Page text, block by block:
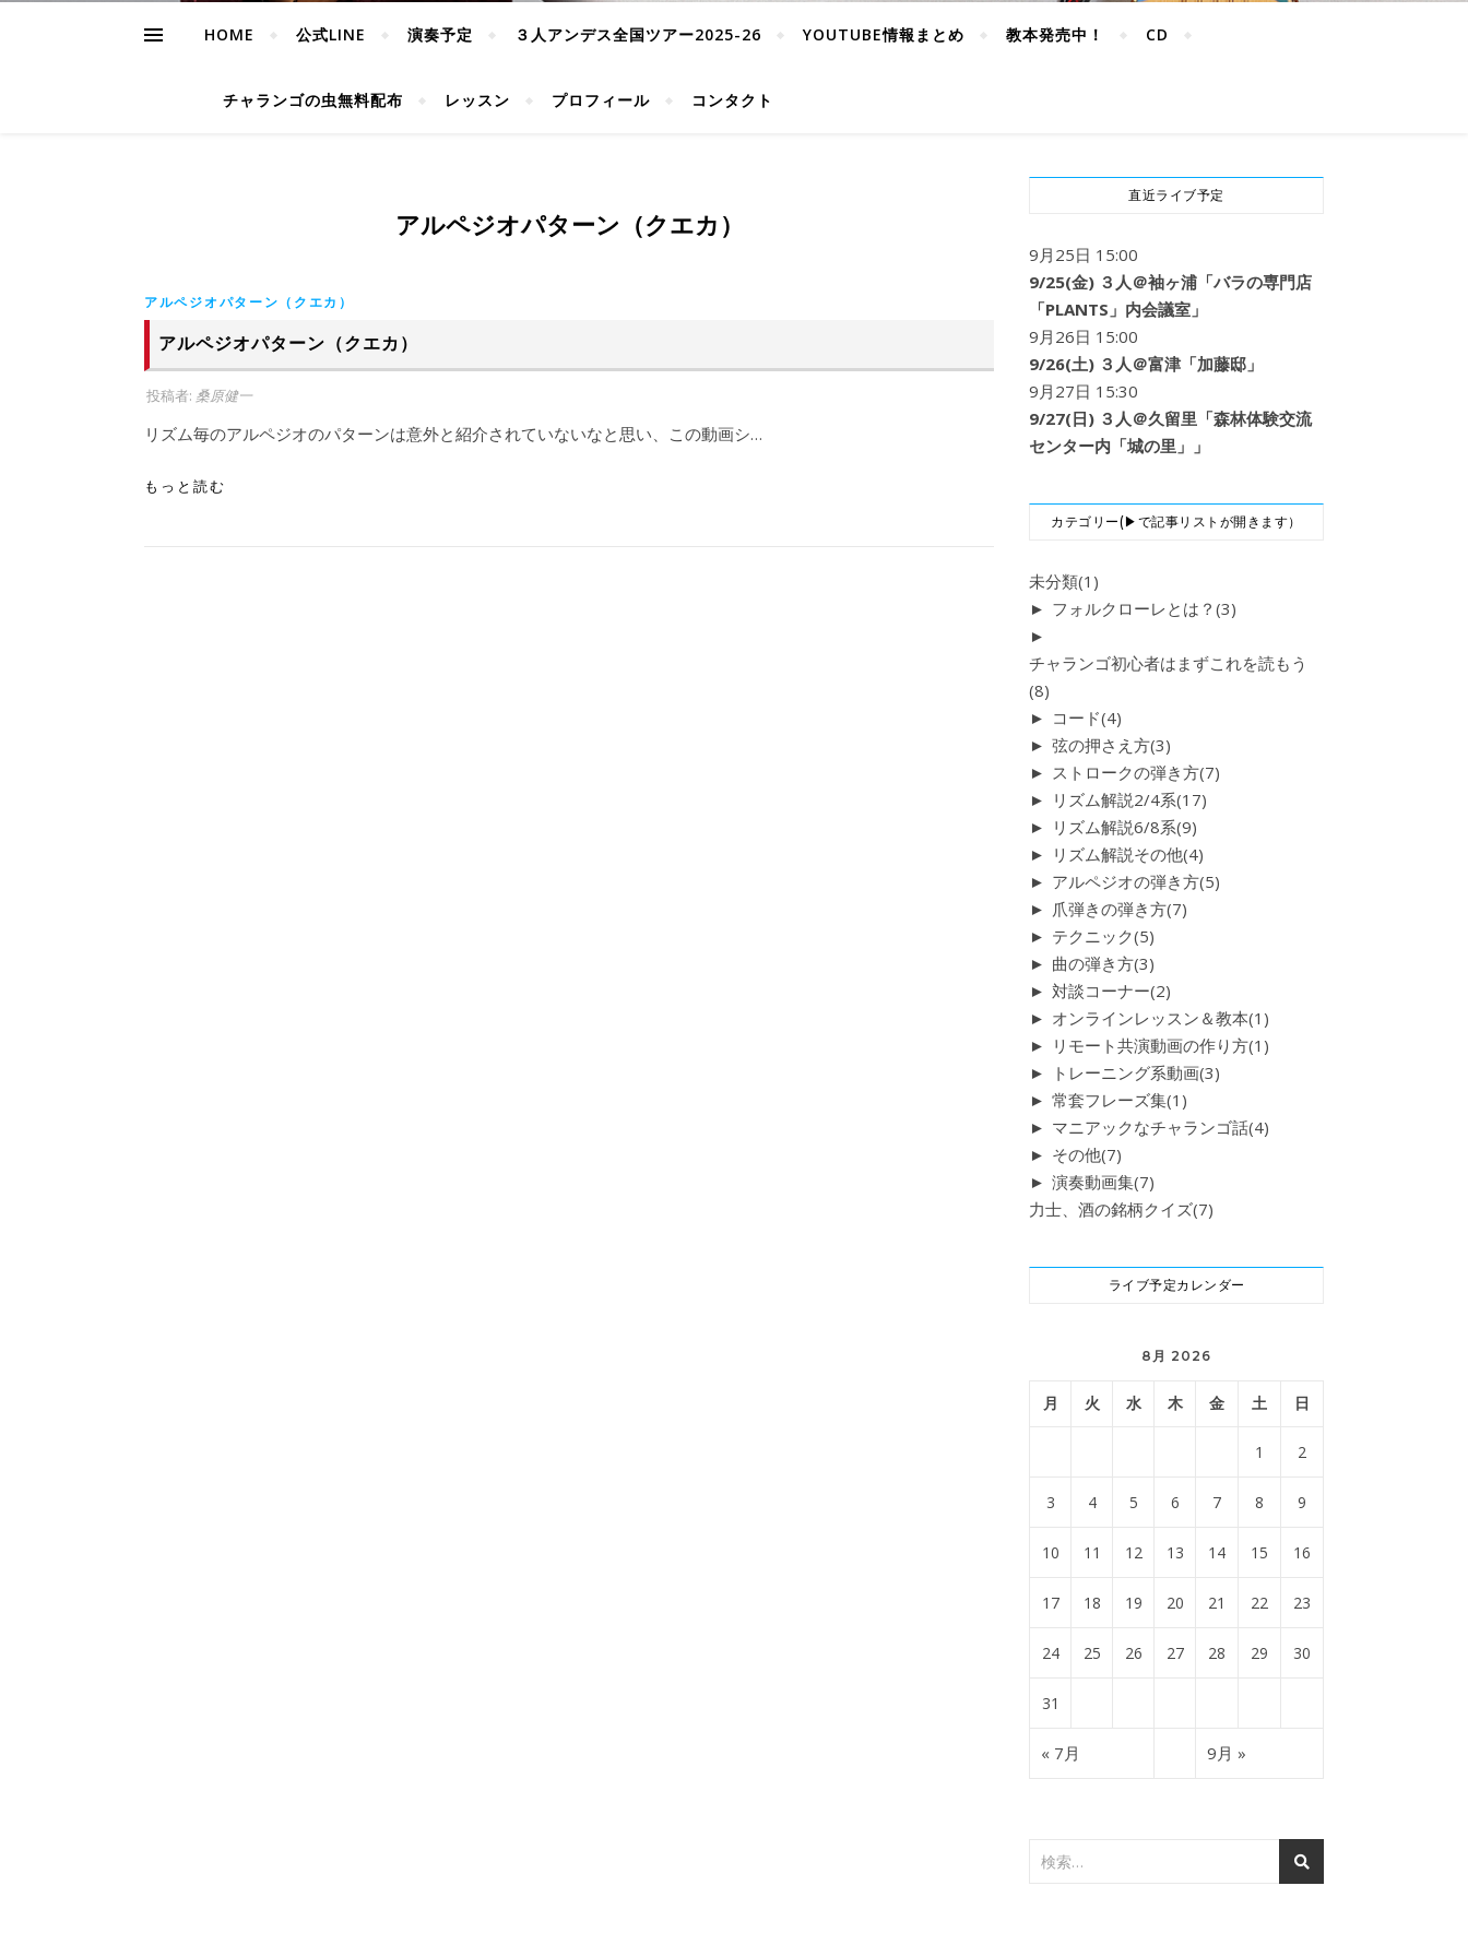
HOME 公式LINE 演奏予定 ３人アンデス全国ツアー2025-26 YOUTUBE情報まとめ 教本発売中！ CD
チャランゴの虫無料配布 レッスン プロフィール コンタクト
アルペジオパターン（クエカ）
アルペジオパターン（クエカ）
アルペジオパターン（クエカ）
投稿者: 桑原健一
リズム毎のアルペジオのパターンは意外と紹介されていないなと思い、この動画シ…
もっと読む
直近ライブ予定
9月25日 15:00
9/25(金) ３人＠袖ヶ浦「バラの専門店
「PLANTS」内会議室」
9月26日 15:00
9/26(土) ３人＠富津「加藤邸」
9月27日 15:30
9/27(日) ３人＠久留里「森林体験交流
センター内「城の里」」
カテゴリー(▶で記事リストが開きます）
未分類(1)
► フォルクローレとは？ (3)
►
チャランゴ初心者はまずこれを読もう
(8)
► コード(4)
► 弦の押さえ方(3)
► ストロークの弾き方(7)
► リズム解説2/4系(17)
► リズム解説6/8系(9)
► リズム解説その他(4)
► アルペジオの弾き方(5)
► 爪弾きの弾き方(7)
► テクニック(5)
► 曲の弾き方(3)
► 対談コーナー(2)
► オンラインレッスン＆教本(1)
► リモート共演動画の作り方(1)
►
トレーニング系動画(3)
► 常套フレーズ集(1)
► マニアックなチャランゴ話(4)
► その他(7)
► 演奏動画集(7)
力士、酒の銘柄クイズ(7)
ライブ予定カレンダー
8月 2026
月 火 水 木 金 土 日
1 2
3 4 5 6 7 8 9
10 11 12 13 14 15 16
17 18 19 20 21 22 23
24 25 26 27 28 29 30
31
« 7月 9月 »